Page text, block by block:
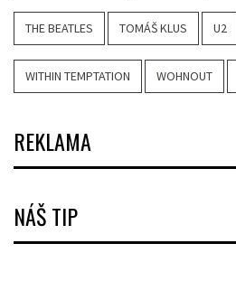
THE BEATLES TOMÁŠ KLUS U2
WITHIN TEMPTATION WOHNOUT
REKLAMA
NÁŠ TIP